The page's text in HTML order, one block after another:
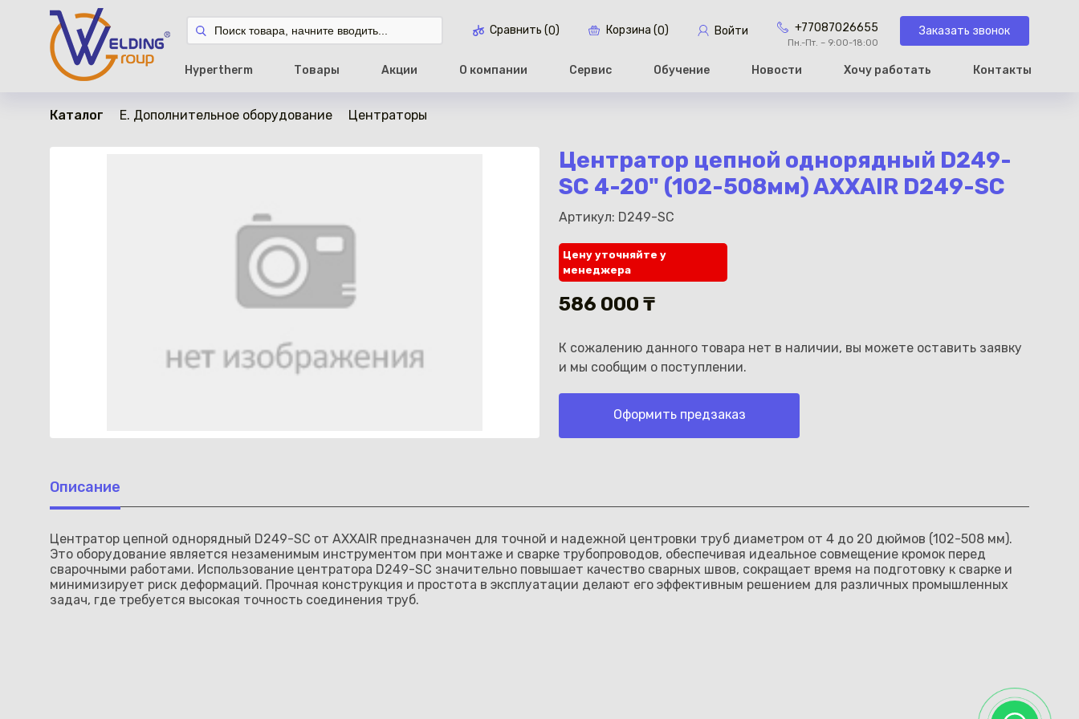
Сравнить (0) Корзина (0) Войти +77087026655
Пн.-Пт. – 9:00-18:00
Заказать звонок
Hypertherm Товары Акции О компании Сервис Обучение Новости Хочу работать Контакты
Каталог E. Дополнительное оборудование Центраторы
Центратор цепной однорядный D249-
SC 4-20" (102-508мм) AXXAIR D249-SC
Артикул: D249-SC
в наличии
Цену уточняйте у
менеджера
586 000 ₸
К сожалению данного товара нет в наличии, вы можете оставить заявку
и мы сообщим о поступлении.
Оформить предзаказ
Описание
Центратор цепной однорядный D249-SC от AXXAIR предназначен для точной и надежной центровки труб диаметром от 4 до 20 дюймов (102-508 мм).
Это оборудование является незаменимым инструментом при монтаже и сварке трубопроводов, обеспечивая идеальное совмещение кромок перед
сварочными работами. Использование центратора D249-SC значительно повышает качество сварных швов, сокращает время на подготовку к сварке и
минимизирует риск деформаций. Прочная конструкция и простота в эксплуатации делают его эффективным решением для различных промышленных
задач, где требуется высокая точность соединения труб.